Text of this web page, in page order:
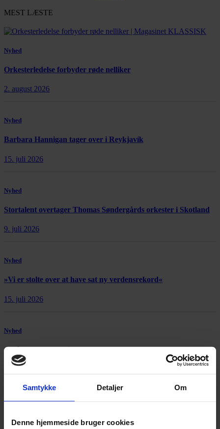
Samtykke Detaljer Om
Denne hjemmeside bruger cookies
MEST LÆSTE
Nyhed
Orkesterledelse forbyder røde nelliker
2. august 2026
Nyhed
Barbara Hannigan tager over i Reykjavík
15. juli 2026
Nyhed
Stortalent overtager Thomas Søndergårds orkester i Skotland
9. juli 2026
Nyhed
»Vi er stolte over at have sat ny verdensrekord«
15. juli 2026
Nyhed
Afgående kunstnerisk leder: »Copenhagen Opera Festival er et
åbent maskinrum«